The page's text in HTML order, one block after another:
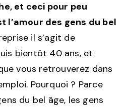
et ceci pour peu
l’amour des gens du bel
il s’agit de
bientôt 40 ans, et
vous retrouverez dans
Pourquoi ? Parce
du bel âge, les gens